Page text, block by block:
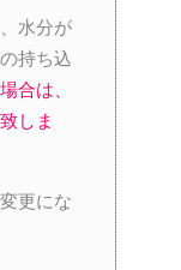
水分が
持ち込
合は、
しま
更にな